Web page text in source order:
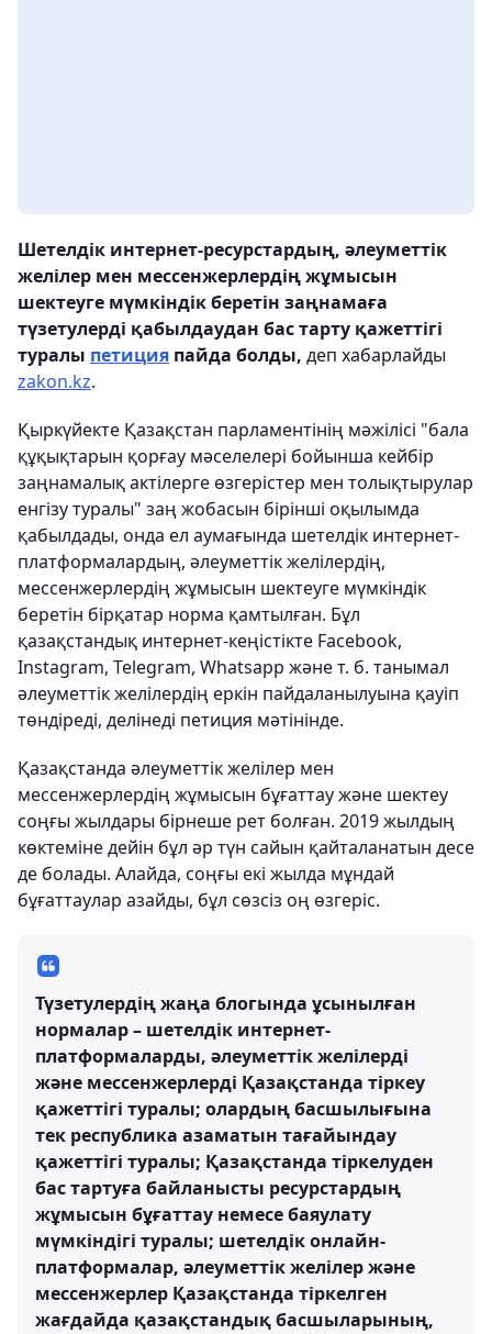
Шетелдік интернет-ресурстардың, әлеуметтік
желілер мен мессенжерлердің жұмысын
шектеуге мүмкіндік беретін заңнамаға
түзетулерді қабылдаудан бас тарту қажеттігі
туралы петиция пайда болды, деп хабарлайды
zakon.kz.
Қыркүйекте Қазақстан парламентінің мәжілісі "бала
құқықтарын қорғау мәселелері бойынша кейбір
заңнамалық актілерге өзгерістер мен толықтырулар
енгізу туралы" заң жобасын бірінші оқылымда
қабылдады, онда ел аумағында шетелдік интернет-
платформалардың, әлеуметтік желілердің,
мессенжерлердің жұмысын шектеуге мүмкіндік
беретін бірқатар норма қамтылған. Бұл
қазақстандық интернет-кеңістікте Facebook,
Instagram, Telegram, Whatsapp және т. б. танымал
әлеуметтік желілердің еркін пайдаланылуына қауіп
төндіреді, делінеді петиция мәтінінде.
Қазақстанда әлеуметтік желілер мен
мессенжерлердің жұмысын бұғаттау және шектеу
соңғы жылдары бірнеше рет болған. 2019 жылдың
көктеміне дейін бұл әр түн сайын қайталанатын десе
де болады. Алайда, соңғы екі жылда мұндай
бұғаттаулар азайды, бұл сөзсіз оң өзгеріс.
Түзетулердің жаңа блогында ұсынылған
нормалар – шетелдік интернет-
платформаларды, әлеуметтік желілерді
және мессенжерлерді Қазақстанда тіркеу
қажеттігі туралы; олардың басшылығына
тек республика азаматын тағайындау
қажеттігі туралы; Қазақстанда тіркелуден
бас тартуға байланысты ресурстардың
жұмысын бұғаттау немесе баяулату
мүмкіндігі туралы; шетелдік онлайн-
платформалар, әлеуметтік желілер және
мессенжерлер Қазақстанда тіркелген
жағдайда қазақстандық басшыларының,